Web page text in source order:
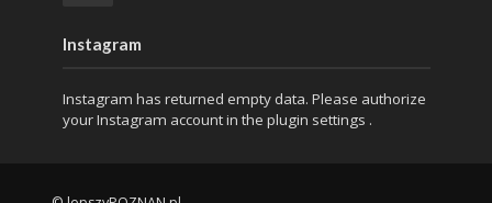
Instagram
Instagram has returned empty data. Please authorize
your Instagram account in the plugin settings .